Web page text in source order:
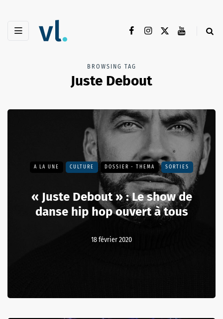
BROWSING TAG
Juste Debout
A LA UNE CULTURE DOSSIER - THEMA SORTIES
« Juste Debout » : Le show de
danse hip hop ouvert à tous
18 février 2020